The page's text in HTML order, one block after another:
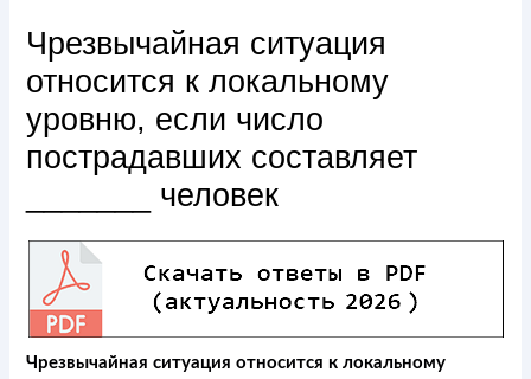
Чрезвычайная ситуация
относится к локальному
уровню, если число
пострадавших составляет
_______ человек
Чрезвычайная ситуация относится к локальному